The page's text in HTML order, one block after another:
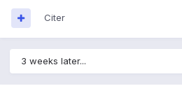
Citer
3 weeks later...